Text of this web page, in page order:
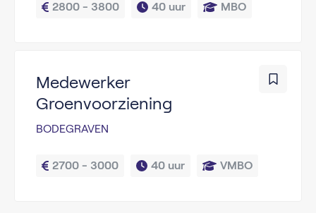
2800 - 3800 40 uur MBO
Medewerker
Groenvoorziening
BODEGRAVEN
2700 - 3000 40 uur VMBO